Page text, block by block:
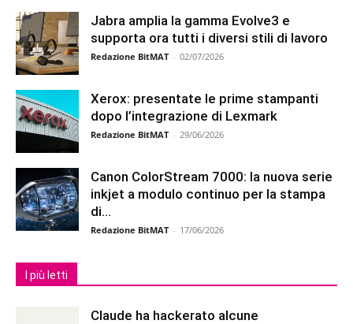
Jabra amplia la gamma Evolve3 e
supporta ora tutti i diversi stili di lavoro
Redazione BitMAT - 02/07/2026
Xerox: presentate le prime stampanti
dopo l’integrazione di Lexmark
Redazione BitMAT - 29/06/2026
Canon ColorStream 7000: la nuova serie
inkjet a modulo continuo per la stampa
di...
Redazione BitMAT - 17/06/2026
I più letti
Claude ha hackerato alcune